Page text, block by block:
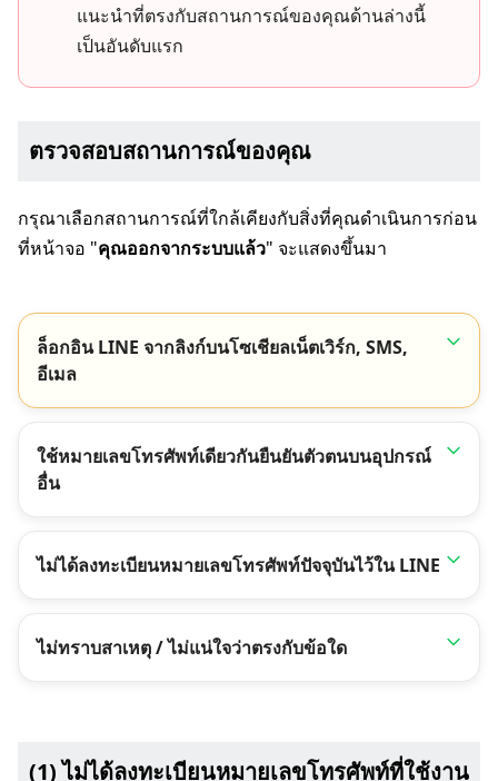
แนะนำที่ตรงกับสถานการณ์ของคุณด้านล่างนี้
เป็นอันดับแรก
ตรวจสอบสถานการณ์ของคุณ
กรุณาเลือกสถานการณ์ที่ใกล้เคียงกับสิ่งที่คุณดำเนินการก่อน
ที่หน้าจอ "คุณออกจากระบบแล้ว" จะแสดงขึ้นมา
ล็อกอิน LINE จากลิงก์บนโซเชียลเน็ตเวิร์ก, SMS,
อีเมล
ใช้หมายเลขโทรศัพท์เดียวกันยืนยันตัวตนบนอุปกรณ์
อื่น
ไม่ได้ลงทะเบียนหมายเลขโทรศัพท์ปัจจุบันไว้ใน LINE
ไม่ทราบสาเหตุ / ไม่แน่ใจว่าตรงกับข้อใด
(1) ไม่ได้ลงทะเบียนหมายเลขโทรศัพท์ที่ใช้งาน